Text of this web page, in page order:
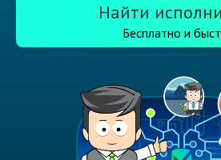
Найти
Бесплатно и